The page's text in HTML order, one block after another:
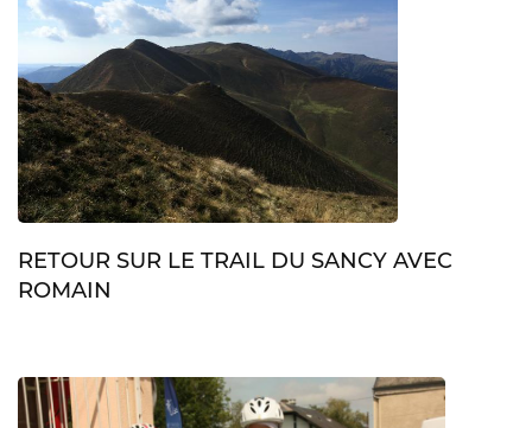
RETOUR SUR LE TRAIL DU SANCY AVEC
ROMAIN